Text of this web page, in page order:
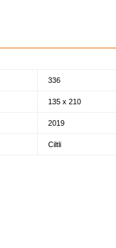
336
135 x 210
2019
Ciltli